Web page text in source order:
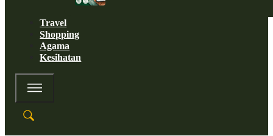
Travel
Shopping
Agama
Kesihatan